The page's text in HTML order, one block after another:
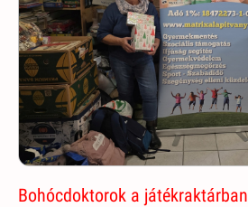
Bohócdoktorok a játékraktárban